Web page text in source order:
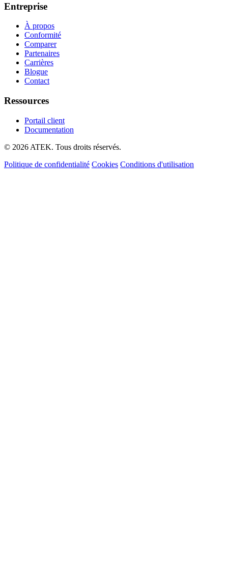
Entreprise
À propos
Conformité
Comparer
Partenaires
Carrières
Blogue
Contact
Ressources
Portail client
Documentation
© 2026 ATEK. Tous droits réservés.
Politique de confidentialité Cookies Conditions d'utilisation